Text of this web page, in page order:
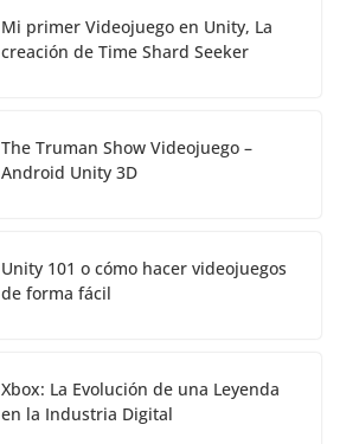
Mi primer Videojuego en Unity, La
creación de Time Shard Seeker
The Truman Show Videojuego –
Android Unity 3D
Unity 101 o cómo hacer videojuegos
de forma fácil
Xbox: La Evolución de una Leyenda
en la Industria Digital